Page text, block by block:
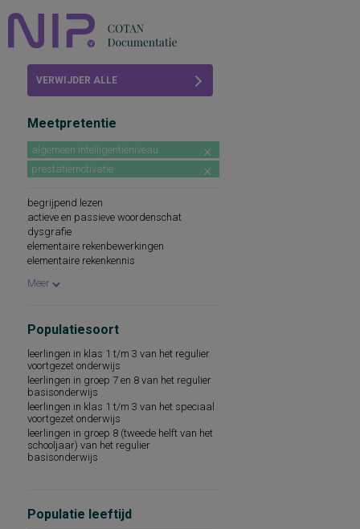
Abonneren
VERWIJDER ALLE
Meetpretentie
algemeen intelligentieniveau
prestatiemotivatie
begrijpend lezen
actieve en passieve woordenschat
dysgrafie
elementaire rekenbewerkingen
elementaire rekenkennis
spellingleerstof
mondelinge taalvaardigheid
van motivatie
spelling van Nederlandse niet-
werkwoorden
Meer
Populatiesoort
leerlingen in klas 1 t/m 3 van het regulier
voortgezet onderwijs
leerlingen in groep 7 en 8 van het regulier
basisonderwijs
leerlingen in klas 1 t/m 3 van het speciaal
voortgezet onderwijs
leerlingen in groep 8 (tweede helft van het
schooljaar) van het regulier
basisonderwijs
Populatie leeftijd